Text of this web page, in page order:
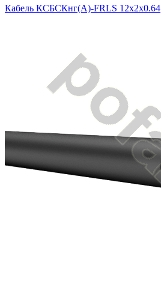
Кабель КСБСКнг(А)-FRLS 12х2х0.64